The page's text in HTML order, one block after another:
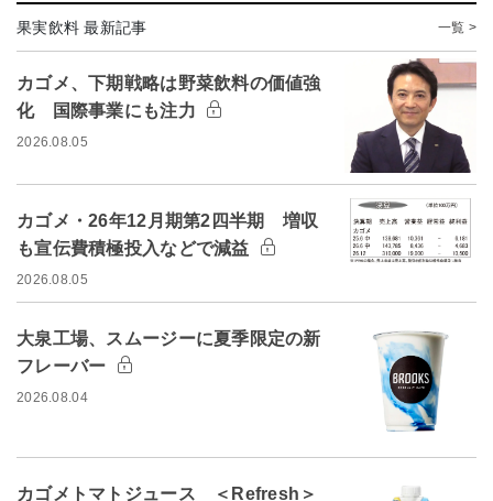
果実飲料 最新記事 一覧 >
カゴメ、下期戦略は野菜飲料の価値強
化 国際事業にも注力
2026.08.05
カゴメ・26年12月期第2四半期 増収
も宣伝費積極投入などで減益
2026.08.05
大泉工場、スムージーに夏季限定の新
フレーバー
2026.08.04
カゴメトマトジュース ＜Refresh＞